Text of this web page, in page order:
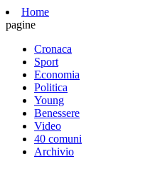
Home
pagine
Cronaca
Sport
Economia
Politica
Young
Benessere
Video
40 comuni
Archivio